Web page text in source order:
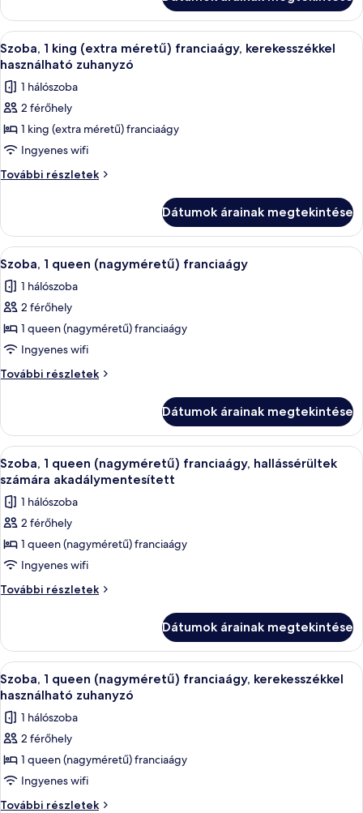
(extra
méretű)
franciaágy
méretű)
franciaágy
további
részletei
A
következő
szoba
összes
képének
megtekintése:
Szoba,
1
méretű)
franciaágy,
kerekesszékkel
használható
zuhanyzó
Egy szállodai szoba, amelyben
8
Szoba, 1 king (extra méretű) franciaágy, kerekesszékkel
használható zuhanyzó
1 hálószoba
2 férőhely
1 king (extra méretű) franciaágy
Ingyenes wifi
További részletek
Szoba,
méretű)
franciaágy,
kerekesszékkel
használható
zuhanyzó
további
Dátumok árainak megtekintése
A
következő
szoba
összes
képének
megtekintése:
Szoba,
1
(nagyméretű)
franciaágy
Egyiptomi pamut ágynemű,
7
Szoba, 1 queen (nagyméretű) franciaágy
1 hálószoba
2 férőhely
1 queen (nagyméretű) franciaágy
Ingyenes wifi
További részletek
Szoba,
franciaágy
további
részletei
Dátumok árainak megtekintése
A
következő
szoba
összes
képének
megtekintése:
Szoba,
1
franciaágy,
hallássérültek
számára
akadálymentesített
Egyiptomi pamut ágynemű,
7
Szoba, 1 queen (nagyméretű) franciaágy, hallássérültek
számára akadálymentesített
1 hálószoba
2 férőhely
1 queen (nagyméretű) franciaágy
Ingyenes wifi
További részletek
Szoba,
franciaágy,
hallássérültek
számára
akadálymentesített
részletei
Dátumok árainak megtekintése
A
következő
szoba
összes
képének
megtekintése:
Szoba,
1
Egyiptomi pamut ágynemű,
7
Szoba, 1 queen (nagyméretű) franciaágy, kerekesszékkel
használható zuhanyzó
1 hálószoba
2 férőhely
1 queen (nagyméretű) franciaágy
Ingyenes wifi
További részletek
Szoba,